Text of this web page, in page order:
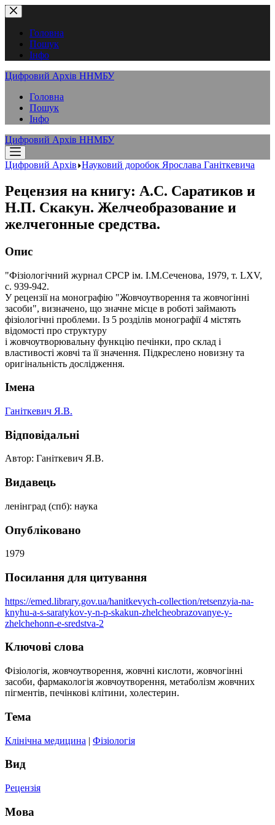
Перейти
до
вмістуГоловна
Пошук
Інфо
Цифровий Архів ННМБУ
Головна
Пошук
Інфо
Цифровий Архів ННМБУ
Цифровий Архів Науковий доробок Ярослава Ганіткевича
Рецензия на книгу: А.С. Саратиков и
Н.П. Скакун. Желчеобразование и
желчегонные средства.
Опис
"Фізіологічний журнал СРСР ім. І.М.Сеченова, 1979, т. LXV,
c. 939-942.
У рецензії на монографію "Жовчоутворення та жовчогінні
засоби", визначено, що значне місце в роботі займають
фізіологічні проблеми. Із 5 розділів монографії 4 містять
відомості про структуру
і жовчоутворювальну функцію печінки, про склад і
властивості жовчі та її значення. Підкреслено новизну та
оригінальність дослідження.
Імена
Ганіткевич Я.В.
Відповідальні
Автор: Ганіткевич Я.В.
Видавець
ленінград (спб): наука
Опубліковано
1979
Посилання для цитування
https://emed.library.gov.ua/hanitkevych-collection/retsenzyia-na-
knyhu-a-s-saratykov-y-n-p-skakun-zhelcheobrazovanye-y-
zhelchehonn-e-sredstva-2
Ключові слова
Фізіологія, жовчоутворення, жовчні кислоти, жовчогінні
засоби, фармакологія жовчоутворення, метаболізм жовчних
пігментів, печінкові клітини, холестерин.
Тема
Клінічна медицина | Фізіологія
Вид
Рецензія
Мова